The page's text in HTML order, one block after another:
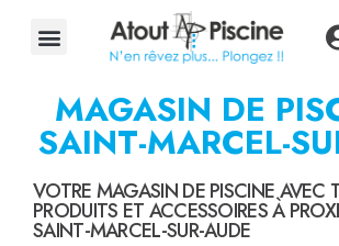
MAGASIN DE
SAINT-MARCEL-
VOTRE MAGASIN DE PISCINE AVEC
PRODUITS ET ACCESSOIRES À
SAINT-MARCEL-SUR-AUDE